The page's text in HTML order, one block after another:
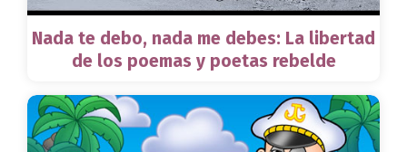
Nada te debo, nada me debes: La libertad
de los poemas y poetas rebelde